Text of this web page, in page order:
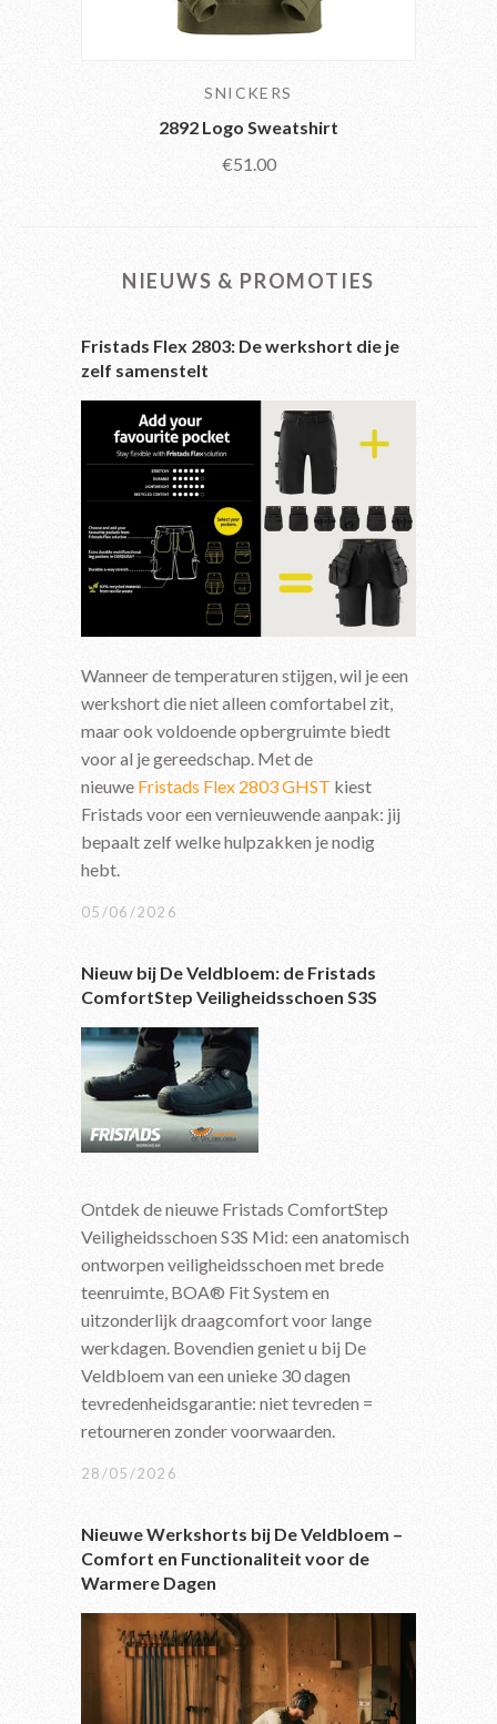
SNICKERS
2892 Logo Sweatshirt
€51.00
NIEUWS & PROMOTIES
Fristads Flex 2803: De werkshort die je
zelf samenstelt
Wanneer de temperaturen stijgen, wil je een
werkshort die niet alleen comfortabel zit,
maar ook voldoende opbergruimte biedt
voor al je gereedschap. Met de
nieuwe Fristads Flex 2803 GHST kiest
Fristads voor een vernieuwende aanpak: jij
bepaalt zelf welke hulpzakken je nodig
hebt.
05/06/2026
Nieuw bij De Veldbloem: de Fristads
ComfortStep Veiligheidsschoen S3S
Ontdek de nieuwe Fristads ComfortStep
Veiligheidsschoen S3S Mid: een anatomisch
ontworpen veiligheidsschoen met brede
teenruimte, BOA® Fit System en
uitzonderlijk draagcomfort voor lange
werkdagen. Bovendien geniet u bij De
Veldbloem van een unieke 30 dagen
tevredenheidsgarantie: niet tevreden =
retourneren zonder voorwaarden.
28/05/2026
Nieuwe Werkshorts bij De Veldbloem –
Comfort en Functionaliteit voor de
Warmere Dagen